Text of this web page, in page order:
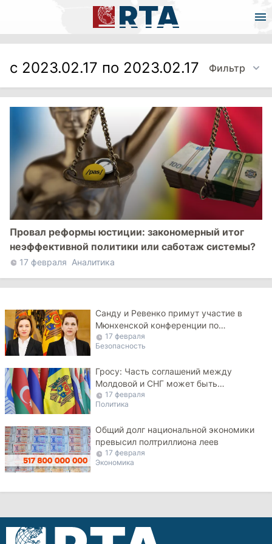
с 2023.02.17 по 2023.02.17 Фильтр
Провал реформы юстиции: закономерный итог
неэффективной политики или саботаж системы?
17 февраля Аналитика
Санду и Ревенко примут участие в
Мюнхенской конференции по
безопасности
17 февраля
Безопасность
Гросу: Часть соглашений между
Молдовой и СНГ может быть
денонсирована
17 февраля
Политика
Общий долг национальной экономики
превысил полтриллиона леев
17 февраля
Экономика